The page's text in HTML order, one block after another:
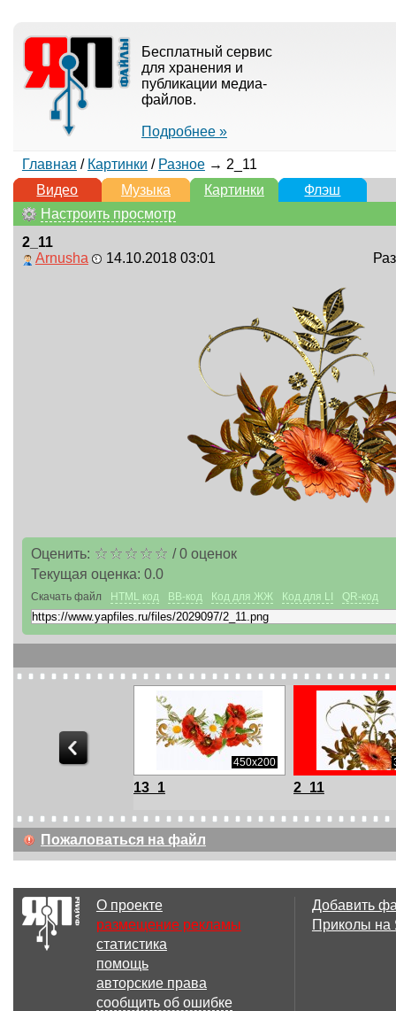
Бесплатный сервис
для хранения и
публикации медиа-
файлов.
Подробнее »
Главная / Картинки / Разное→ 2_11
Видео
Музыка Картинки
Флэш
Настроить просмотр
2_11
Arnusha
14.10.2018 03:01
Оценить: /0оценок
Текущая оценка: 0.0
Скачать файл HTML код BB-код Код для ЖЖ Код для LI QR-код
600x228 450x200
13_1 2_11
Пожаловаться на файл
О проекте
размещение рекламы
статистика
помощь
авторские права
сообщить об ошибке
Добавить
Приколы